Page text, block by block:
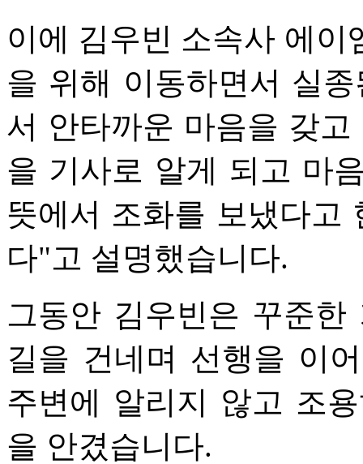
이에 김우빈 소속사 에
을 위해 이동하면서 실
서 안타까운 마음을 갖
을 기사로 알게 되고 마
뜻에서 조화를 보냈다고
다"고 설명했습니다.
그동안 김우빈은 꾸준
길을 건네며 선행을 이
주변에 알리지 않고 조
을 안겼습니다.